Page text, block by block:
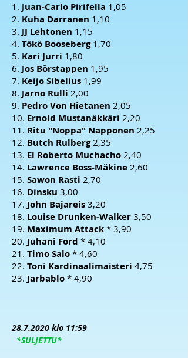
1. Juan-Carlo Pirifella 1,05
2. Kuha Darranen 1,10
3. JJ Lehtonen 1,15
4. Tökö Booseberg 1,70
5. Kari Jurri 1,80
6. Jos Börstappen 1,95
7. Keijo Sibelius 1,99
8. Jarno Rulli 2,00
9. Pedro Von Hietanen 2,05
10. Ernold Mustanäkkäri 2,20
11. Ritu "Noppa" Napponen 2,25
12. Butch Rulberg2,35
13. El Roberto Muchacho 2,40
14. Lawrence Boss-Mäkine 2,60
15. Sawon Rasti 2,70
16. Dinsku 3,00
17. John Bajareis 3,20
18. Louise Drunken-Walker 3,50
19. Maximum Attack * 3,90
20. Juhani Ford * 4,10
21. Timo Salo * 4,60
22. Toni Kardinaalimaisteri 4,75
23. Jarbablo * 4,90
28.7.2020 klo 11:59
*SULJETTU*